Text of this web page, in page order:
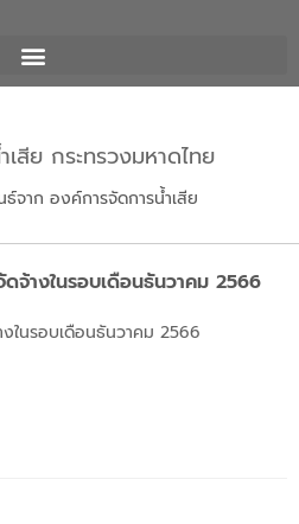
สีย กระทรวงมหาดไทย
จาก องค์การจัดการน้ำเสีย
จ้างในรอบเดือนธันวาคม 2566
ในรอบเดือนธันวาคม 2566